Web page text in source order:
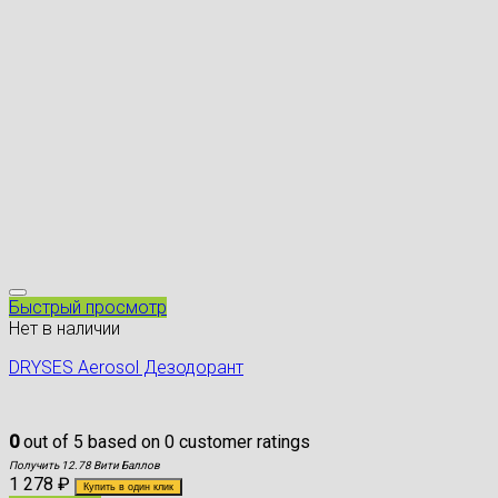
Быстрый просмотр
Нет в наличии
DRYSES Aerosol Дезодорант
0out of 5 based on 0 customer ratings
Получить 12.78 Вити Баллов
1 278 ₽ Купить в один клик